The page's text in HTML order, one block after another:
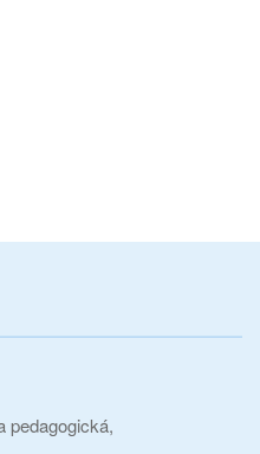
pedagogická,